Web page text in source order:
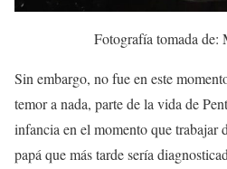
Fotografía tomada de:
Sin embargo, no fue en este
temor a nada, parte de la vida de
infancia en el momento que trabajar
papá que más tarde sería